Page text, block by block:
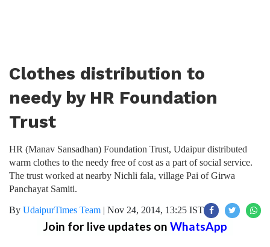
Clothes distribution to
needy by HR Foundation
Trust
HR (Manav Sansadhan) Foundation Trust, Udaipur distributed
warm clothes to the needy free of cost as a part of social service.
The trust worked at nearby Nichli fala, village Pai of Girwa
Panchayat Samiti.
By UdaipurTimes Team | Nov 24, 2014, 13:25 IST
Join for live updates on WhatsApp